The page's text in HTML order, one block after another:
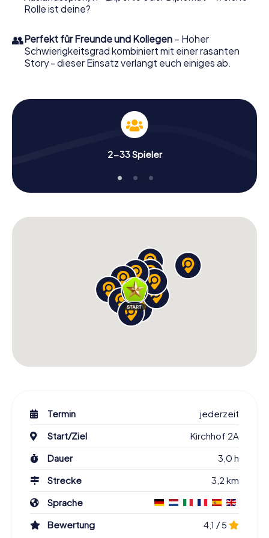
Rolle ist deine?
👥Perfekt für Freunde und Kollegen – Hoher
Schwierigkeitsgrad kombiniert mit einer rasanten
Story - dieser Einsatz verlangt euch einiges ab.
2-33 Spieler
Termin
jederzeit
Start/Ziel
Kirchhof 2A
Dauer
3,0 h
Strecke
3,2 km
Sprache
Bewertung
4,1 / 5